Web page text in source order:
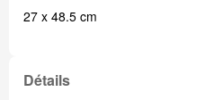
27 x 48.5 cm
Détails